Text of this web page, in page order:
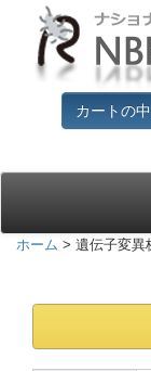
カートの
ホーム > 遺伝子変異